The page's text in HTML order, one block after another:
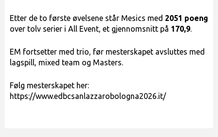
Etter de to første øvelsene står Mesics med 2051 poeng
over tolv serier i All Event, et gjennomsnitt på 170,9.
EM fortsetter med trio, før mesterskapet avsluttes med
lagspill, mixed team og Masters.
Følg mesterskapet her:
https://www.edbcsanlazzarobologna2026.it/